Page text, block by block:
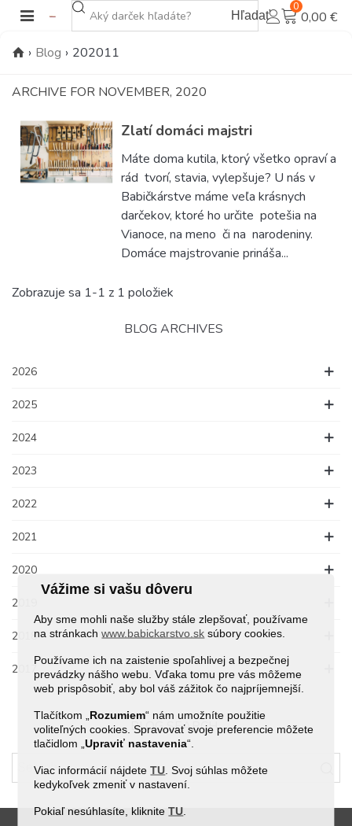
Vážime si vašu dôveru
Aby sme mohli naše služby stále zlepšovať, používame
na stránkachwww.babickarstvo.sk súbory cookies.
Používame ich na zaistenie spoľahlivej a bezpečnej
prevádzky nášho webu. Vďaka tomu pre vás môžeme
web prispôsobiť, aby bol váš zážitok čo najpríjemnejší.
Tlačítkom „ Rozumiem“ nám umožníte použitie
voliteľných cookies. Spravovať svoje preferencie môžete
tlačidlom „Upraviť nastavenia“.
Viac informácií nájdete TU . Svoj súhlas môžete
kedykoľvek zmeniť v nastavení.
Pokiaľ nesúhlasíte, klikniteTU
Hľadať
0
0,00 €
› Blog › 202011
BLOG ARCHIVES
2026
2025
2024
2023
2022
2021
2020
2019
2018
2017
BLOG SEARCH
ARCHIVE FOR NOVEMBER, 2020
Zlatí domáci majstri
Máte doma kutila, ktorý všetko opraví a
rád tvorí, stavia, vylepšuje? U nás v
Babičkárstve máme veľa krásnych
darčekov, ktoré ho určite potešia na
Vianoce, na meno či na narodeniny.
Domáce majstrovanie prináša...
Zobrazuje sa 1-1 z 1 položiek